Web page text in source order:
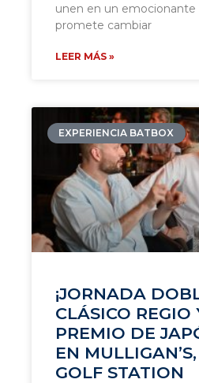
unen en un
promete cambiar
LEER MÁS »
EXPERIENCIA BATBOX
¡JORNADA
CLÁSICO REGIO
PREMIO DE
EN
GOLF STATION